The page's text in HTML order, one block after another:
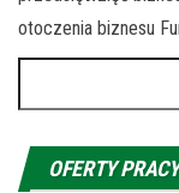
otoczenia biznesu
OFERTY